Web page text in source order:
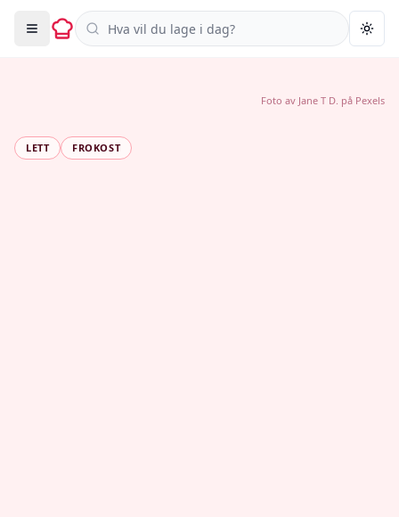
Søk i oppskrifter
LETT FROKOST
Foto av Jane T D. på Pexels